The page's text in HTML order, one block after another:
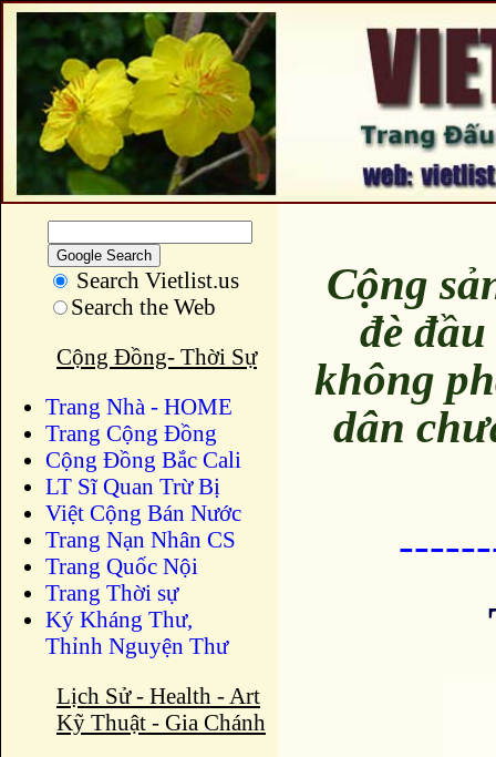
Search Vietlist.us
Search the Web
Cộng Đồng- Thời Sự
Trang Nhà - HOME
Trang Cộng Đồng
Cộng Đồng Bắc Cali
LT Sĩ Quan Trừ Bị
Việt Cộng Bán Nước
Trang Nạn Nhân CS
Trang Quốc Nội
Trang Thời sự
Ký Kháng Thư,
Thỉnh Nguyện Thư
Lịch Sử - Health - Art
Kỹ Thuật - Gia Chánh
Cộng
đè
không
dân